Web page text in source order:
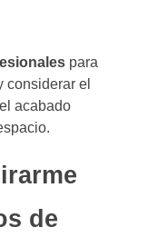
para
considerar el
acabado
de